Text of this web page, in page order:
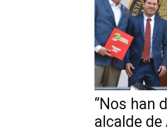
“Nos han
alcalde de